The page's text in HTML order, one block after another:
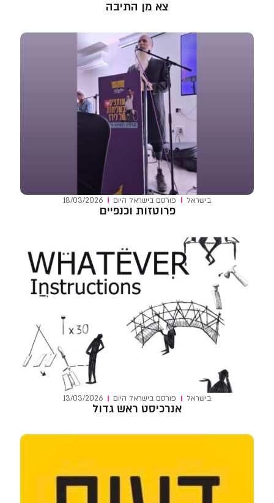
צא מן התיבה
בישראל פורסם בישראל היום 18/03/2026
פרוטזות וכנפיים
בישראל פורסם בישראל היום 13/03/2026
אנרכיסט ראש גדול